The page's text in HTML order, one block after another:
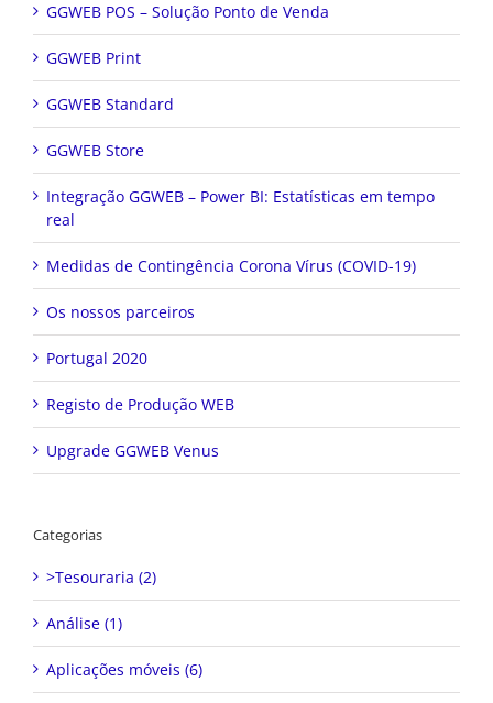
GGWEB POS – Solução Ponto de Venda
GGWEB Print
GGWEB Standard
GGWEB Store
Integração GGWEB – Power BI: Estatísticas em tempo
real
Medidas de Contingência Corona Vírus (COVID-19)
Os nossos parceiros
Portugal 2020
Registo de Produção WEB
Upgrade GGWEB Venus
Categorias
>Tesouraria (2)
Análise (1)
Aplicações móveis (6)